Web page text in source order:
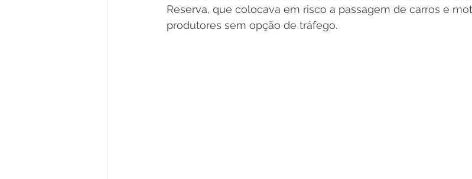
Reserva, que colocava em risco a passagem de carros e
produtores sem opção de tráfego.